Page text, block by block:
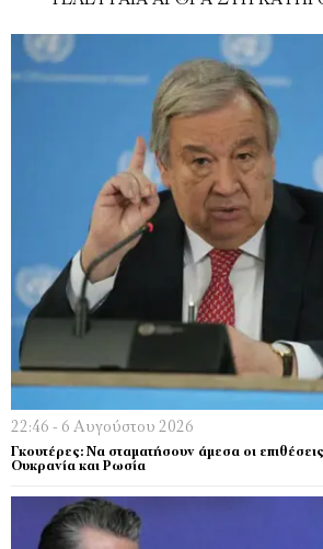
22:46 - 6 Αυγούστου 2026
Γκουτέρες: Να σταματήσουν άμεσα οι
Ουκρανία και Ρωσία